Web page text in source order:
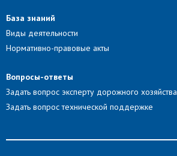
База знаний
Виды деятельности
Нормативно-правовые акты
Вопросы-ответы
Задать вопрос эксперту дорожного хозяйства
Задать вопрос технической поддержке